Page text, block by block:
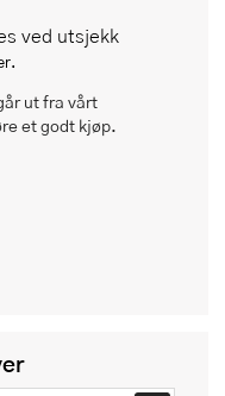
ved utsjekk
ut fra vårt
et godt kjøp.